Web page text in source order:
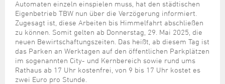
Umwelt-, Natur- und Klimaschutz
Verkehr und Mobilität
Wohnen, Bauen
Wahlen
Schule
Sterbefall
Umzug und Neubürger
Wohnen und Verbrauchen
Formulare
Online-Terminvergabe
Politik & Verwaltung
Pressemitteilungen
Ratsinformationssystem
Wirtschaftsstruktur
Regionale Kooperationen
Unternehmensnachfolge
Unterstützung für ExistenzgründerInnen
Zukunftsregion JadeBay
Stadtarchiv
Stadtbibliothek
Volkshochschule
Weiterbildung
Stadt Wilhelmshaven
Unterkünfte
Kulturzentrum Pumpwerk
Maritime Meile
Museen und Ausstellungen
Schiffe, Häfen und Meer erleben
Sportangebot
Automaten einzeln einspielen muss, hat den städtischen
Eigenbetrieb TBW nun über die Verzögerung informiert.
Zugesagt ist, diese Arbeiten bis Himmelfahrt abschließen
zu können. Somit gelten ab Donnerstag, 29. Mai 2025, die
neuen Bewirtschaftungszeiten. Das heißt, ab diesem Tag ist
das Parken an Werktagen auf den öffentlichen Parkplätzen
im sogenannten City- und Kernbereich sowie rund ums
Rathaus ab 17 Uhr kostenfrei, von 9 bis 17 Uhr kostet es
zwei Euro pro Stunde.